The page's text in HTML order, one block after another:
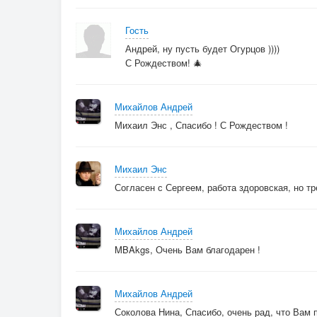
Загадывай смело, хотя ты годами
Не юноша между прочим
И разница в возрасте между нами
Притронулся он к моему плечу,
Сказал : " Вспомни, как был мальчишкой,
Навстречу к своим детишкам… "
Но только коснулся руки его -
И сразу долой сомнения !
Но что загадать ? На минуту застыл,
И мысли как лёд застыли…
Гость
Андрей, ну пусть будет Огурцов ))))
С Рождеством! 🎄
Михайлов Андрей
Михаил Энс , Спасибо ! С Рождеством !
Михаил Энс
Согласен с Сергеем, работа здоровская, но
Михайлов Андрей
MBAkgs, Очень Вам благодарен !
Михайлов Андрей
Соколова Нина, Спасибо, очень рад, что Вам